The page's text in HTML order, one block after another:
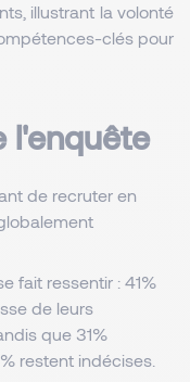
illustrant la volonté
clés pour
l'enquête
de recruter en
fait ressentir : 41%
de leurs
que 31%
restent indécises.